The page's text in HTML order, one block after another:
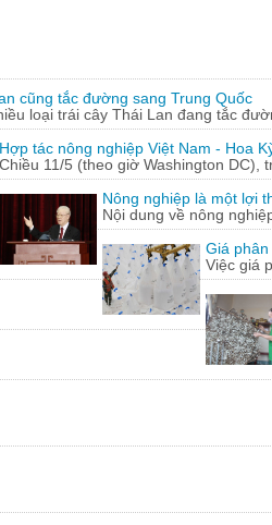
cũng tắc đường sang Trung Quốc
loại trái cây Thái Lan đang tắc
Hợp tác nông nghiệp Việt Nam - Hoa
Chiều 11/5 (theo giờ Washington DC),
Nông nghiệp là một lợi
Nội dung về nông
Giá
Việc giá